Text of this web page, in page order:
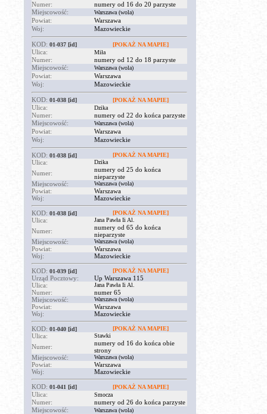
Numer:
numery od 16 do 20 parzyste
Miejscowość:
Warszawa (wola)
Powiat:
Warszawa
Woj:
Mazowieckie
KOD: 01-037 [id] [POKAŻ NA MAPIE]
Ulica: Miła
Numer:
numery od 12 do 18 parzyste
Miejscowość:
Warszawa (wola)
Powiat:
Warszawa
Woj:
Mazowieckie
KOD: 01-038 [id] [POKAŻ NA MAPIE]
Ulica: Dzika
Numer:
numery od 22 do końca parzyste
Miejscowość:
Warszawa (wola)
Powiat:
Warszawa
Woj:
Mazowieckie
KOD: 01-038 [id] [POKAŻ NA MAPIE]
Ulica: Dzika
Numer:
numery od 25 do końca
nieparzyste
Miejscowość:
Warszawa (wola)
Powiat:
Warszawa
Woj:
Mazowieckie
KOD: 01-038 [id] [POKAŻ NA MAPIE]
Ulica: Jana Pawła Ii Al.
Numer:
numery od 65 do końca
nieparzyste
Miejscowość:
Warszawa (wola)
Powiat:
Warszawa
Woj:
Mazowieckie
KOD: 01-039 [id] [POKAŻ NA MAPIE]
Urząd Pocztowy:
Up Warszawa 115
Ulica:
Jana Pawła Ii Al.
Numer:
numer 65
Miejscowość:
Warszawa (wola)
Powiat:
Warszawa
Woj:
Mazowieckie
KOD: 01-040 [id] [POKAŻ NA MAPIE]
Ulica: Stawki
Numer:
numery od 16 do końca obie
strony
Miejscowość:
Warszawa (wola)
Powiat:
Warszawa
Woj:
Mazowieckie
KOD: 01-041 [id] [POKAŻ NA MAPIE]
Ulica: Smocza
Numer:
numery od 26 do końca parzyste
Miejscowość:
Warszawa (wola)